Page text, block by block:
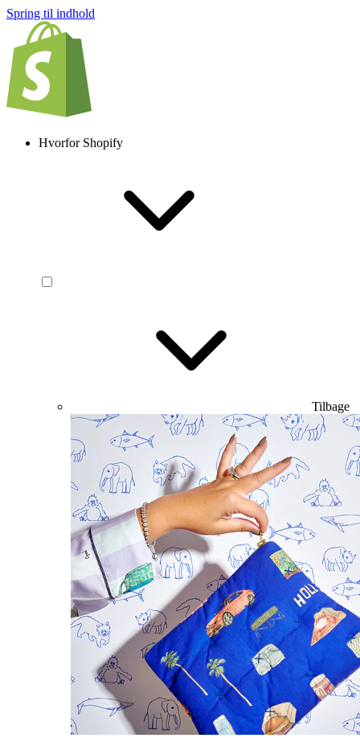
Spring til indhold
Hvorfor Shopify
Tilbage